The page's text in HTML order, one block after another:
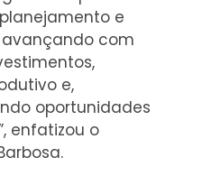
e
avançando com
e,
oportunidades
enfatizou o